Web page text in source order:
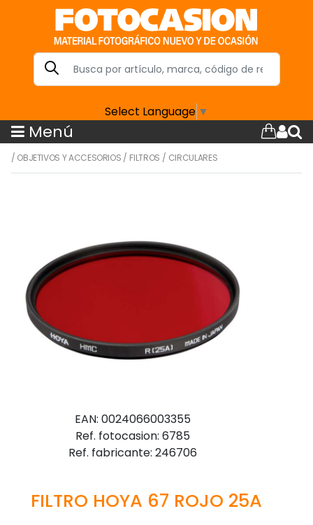
Select Language ▼
Menú
/ OBJETIVOS Y ACCESORIOS / FILTROS / CIRCULARES
EAN: 0024066003355
Ref. fotocasion: 6785
Ref. fabricante: 246706
FILTRO HOYA 67 ROJO 25A